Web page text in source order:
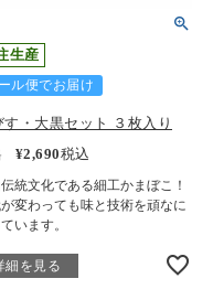
生産
ル便でお届け
す・大黒セット ３枚入り
¥2,690税込
統文化である細工かまぼこ！
変わっても味と技術を頑なに
います。
細を見る